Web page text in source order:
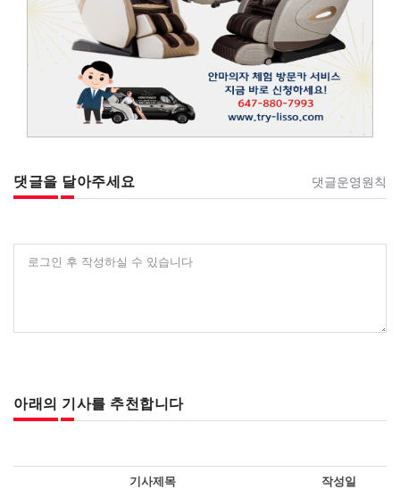
댓글을 달아주세요 댓글운영원칙
로그인 후 작성하실 수 있습니다
아래의 기사를 추천합니다
기사제목 작성일